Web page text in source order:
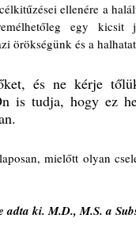
egy
örökségünk és a
és ne kérje
is tudja, hogy ez
mielőtt olyan
adta ki. M.D., M.S. a